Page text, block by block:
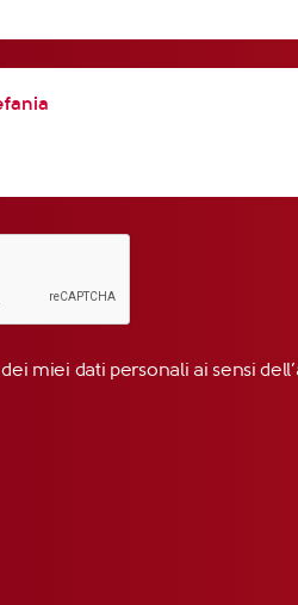
miei dati personali ai sensi